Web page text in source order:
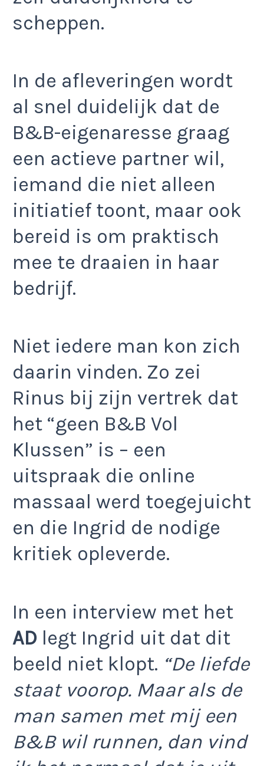
scheppen.
In de afleveringen wordt
al snel duidelijk dat de
B&B-eigenaresse graag
een actieve partner wil,
iemand die niet alleen
initiatief toont, maar ook
bereid is om praktisch
mee te draaien in haar
bedrijf.
Niet iedere man kon zich
daarin vinden. Zo zei
Rinus bij zijn vertrek dat
het “geen B&B Vol
Klussen” is – een
uitspraak die online
massaal werd toegejuicht
en die Ingrid de nodige
kritiek opleverde.
In een interview met het
AD legt Ingrid uit dat dit
beeld niet klopt. “De liefde
staat voorop. Maar als de
man samen met mij een
B&B wil runnen, dan vind